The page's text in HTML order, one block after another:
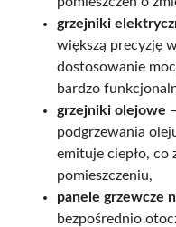
grzejniki
większą precyzję
dostosowanie
bardzo
grzejniki olejowe
podgrzewania
emituje ciepło,
pomieszczeniu,
panele grzewcze
bezpośrednio